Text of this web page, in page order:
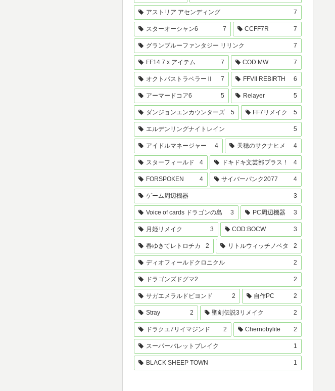
アストリア アセンディング 7
スターオーシャン6 7 CCFF7R 7
グランブルーファンタジー リリンク 7
FF14 7.x アイテム 7 COD:MW 7
オクトパストラベラーⅡ 7 FFVII REBIRTH 6
アーマードコア6 5 Relayer 5
ダンジョンエンカウンターズ 5 FF7リメイク 5
エルデンリングナイトレイン 5
アイドルマネージャー 4 天穂のサクナヒメ 4
スターフィールド 4 ドキドキ文芸部プラス！ 4
FORSPOKEN 4 サイバーパンク2077 4
ゲーム周辺機器 3
Voice of cards ドラゴンの島 3 PC周辺機器 3
月姫リメイク 3 COD:BOCW 3
春ゆきてレトロチカ 2 リトルウィッチノベタ 2
ディオフィールドクロニクル 2
ドラゴンズドグマ2 2
サガエメラルドビヨンド 2 自作PC 2
Stray 2 聖剣伝説3リメイク 2
ドラクエ7リイマジンド 2 Chernobylite 2
スーパーバレットブレイク 1
BLACK SHEEP TOWN 1